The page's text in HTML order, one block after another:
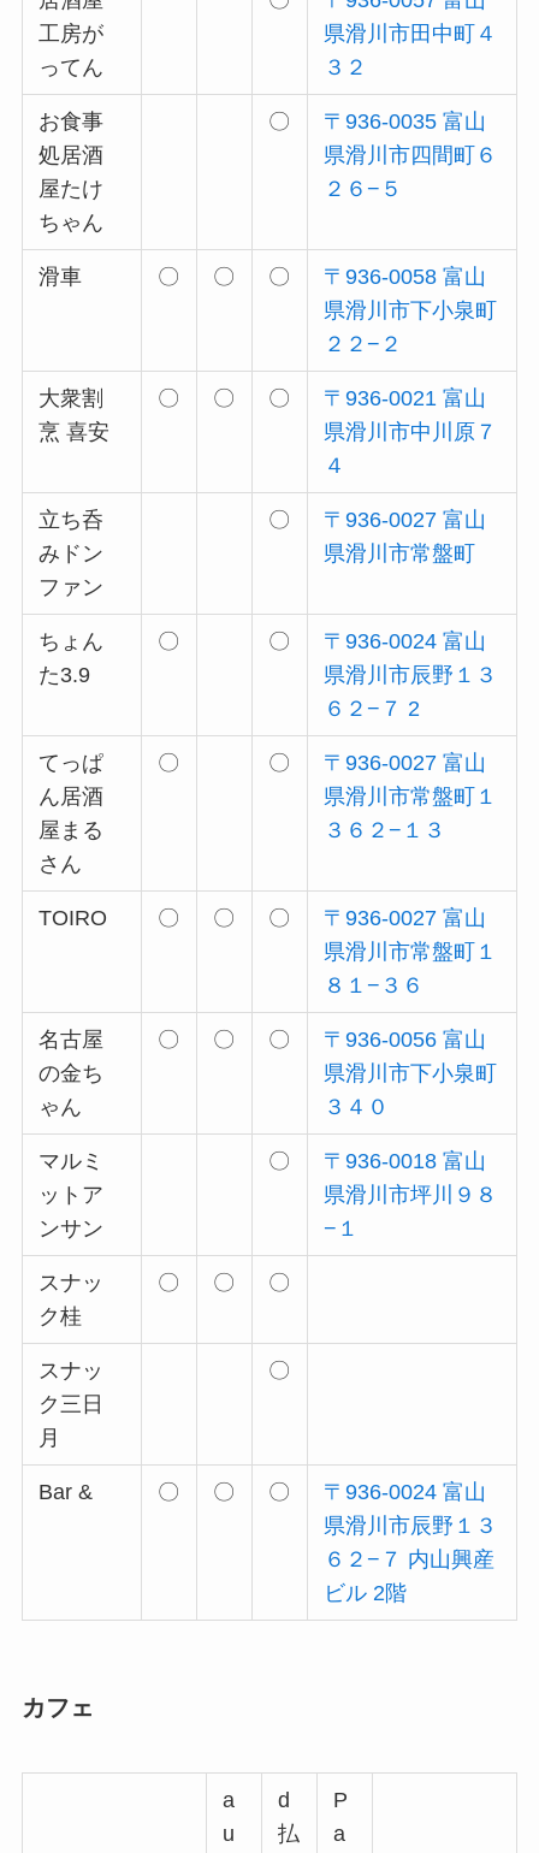
工房が
ってん
県滑川市田中町４
３２
お食事
処居酒
屋たけ
ちゃん
〇
〒936-0035 富山
県滑川市四間町６
２６−５
滑車 〇 〇 〇
〒936-0058 富山
県滑川市下小泉町
２２−２
大衆割
烹 喜安
〇 〇 〇
〒936-0021 富山
県滑川市中川原７
４
立ち呑
みドン
ファン
〇
〒936-0027 富山
県滑川市常盤町
ちょん
た3.9
〇 〇
〒936-0024 富山
県滑川市辰野１３
６２−７ 2
てっぱ
ん居酒
屋まる
さん
〇 〇
〒936-0027 富山
県滑川市常盤町１
３６２−１３
TOIRO 〇 〇 〇
〒936-0027 富山
県滑川市常盤町１
８１−３６
名古屋
の金ち
ゃん
〇 〇 〇
〒936-0056 富山
県滑川市下小泉町
３４０
マルミ
ットア
ンサン
〇
〒936-0018 富山
県滑川市坪川９８
−１
スナッ
ク桂
〇 〇 〇
スナッ
ク三日
月
〇
Bar & 〇 〇 〇
〒936-0024 富山
県滑川市辰野１３
６２−７ 内山興産
ビル 2階
カフェ
a
u
d
払
P
a